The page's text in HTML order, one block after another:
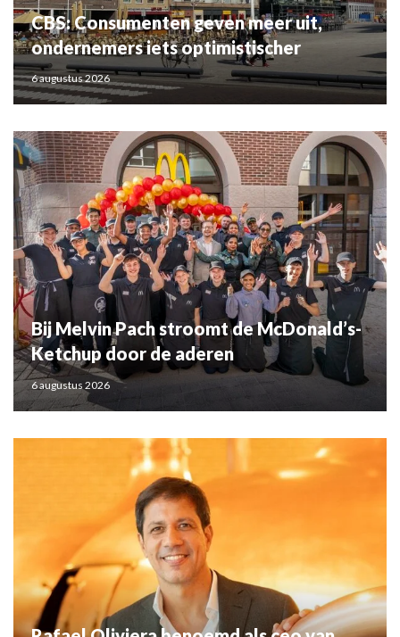
CBS: Consumenten geven meer uit,
ondernemers iets optimistischer
6 augustus 2026
Bij Melvin Pach stroomt de McDonald’s-
Ketchup door de aderen
6 augustus 2026